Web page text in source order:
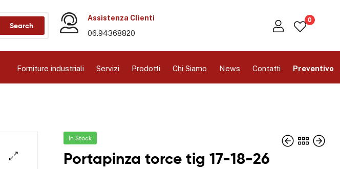
Search
Assistenza Clienti
06.94368820
0
Forniture industriali Servizi Prodotti Chi Siamo News Contatti Preventivo
In Stock
Portapinza torce tig 17-18-26